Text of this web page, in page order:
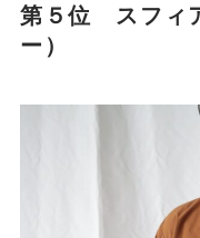
第５位 スフィ
ー）